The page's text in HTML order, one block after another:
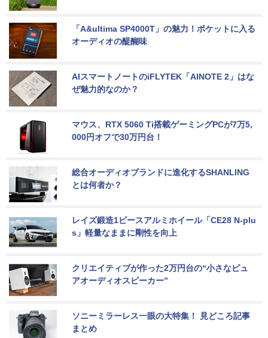
「A&ultima SP4000T」の魅力！ポケットに入る
オーディオの醍醐味
AIスマートノートのiFLYTEK「AINOTE 2」はな
ぜ魅力的なのか？
マウス、RTX 5060 Ti搭載ゲーミングPCが7万5,
000円オフで30万円台！
総合オーディオブランドに進化するSHANLING
とは何者か？
レイズ鍛造1ピースアルミホイール「CE28 N-plu
s」軽量なままに剛性を向上
クリエイティブが作った2万円台の“小さなピュ
アオーディオスピーカー”
ソニーミラーレス一眼の大特集！ 見どころ記事
まとめ